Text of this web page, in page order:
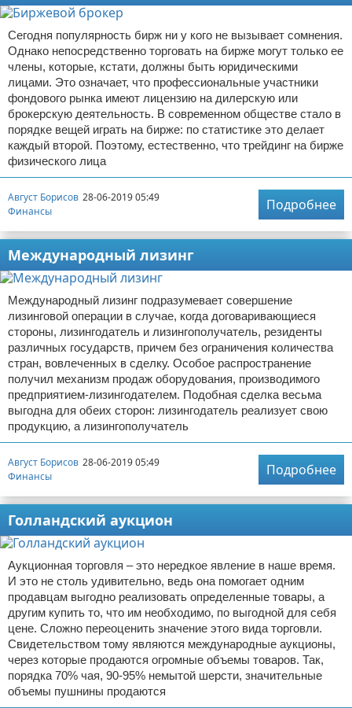
Сегодня популярность бирж ни у кого не вызывает сомнения.
Однако непосредственно торговать на бирже могут только ее
члены, которые, кстати, должны быть юридическими
лицами. Это означает, что профессиональные участники
фондового рынка имеют лицензию на дилерскую или
брокерскую деятельность. В современном обществе стало в
порядке вещей играть на бирже: по статистике это делает
каждый второй. Поэтому, естественно, что трейдинг на бирже
физического лица
Август Борисов 28-06-2019 05:49
Финансы
Подробнее
Международный лизинг
Международный лизинг подразумевает совершение
лизинговой операции в случае, когда договаривающиеся
стороны, лизингодатель и лизингополучатель, резиденты
различных государств, причем без ограничения количества
стран, вовлеченных в сделку. Особое распространение
получил механизм продаж оборудования, производимого
предприятием-лизингодателем. Подобная сделка весьма
выгодна для обеих сторон: лизингодатель реализует свою
продукцию, а лизингополучатель
Август Борисов 28-06-2019 05:49
Финансы
Подробнее
Голландский аукцион
Аукционная торговля – это нередкое явление в наше время.
И это не столь удивительно, ведь она помогает одним
продавцам выгодно реализовать определенные товары, а
другим купить то, что им необходимо, по выгодной для себя
цене. Сложно переоценить значение этого вида торговли.
Свидетельством тому являются международные аукционы,
через которые продаются огромные объемы товаров. Так,
порядка 70% чая, 90-95% немытой шерсти, значительные
объемы пушнины продаются